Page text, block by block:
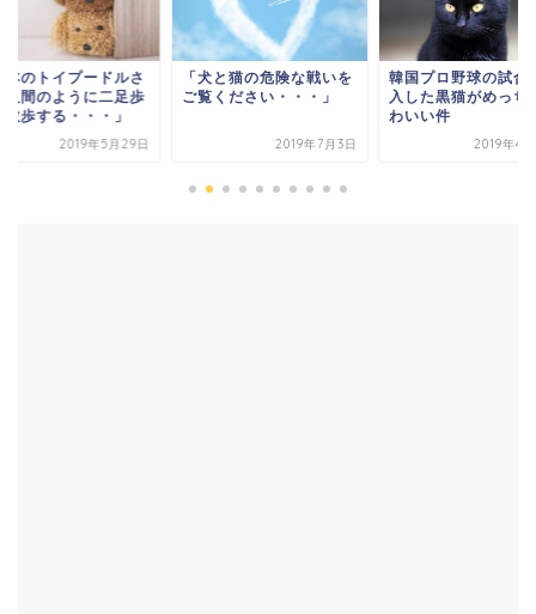
本のトイプードルさ
人間のように二足歩
散歩する・・・」
2019年5月29日
「犬と猫の危険な戦いを
ご覧ください・・・」
2019年7月3日
韓国プロ野球の試合
入した黒猫がめっち
わいい件
2019年4